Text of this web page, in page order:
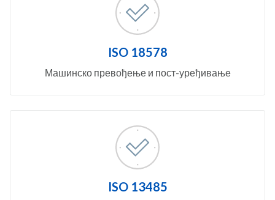
ISO 18578
Машинско превођење и пост-уређивање
ISO 13485